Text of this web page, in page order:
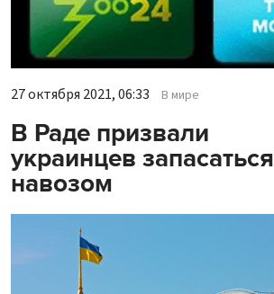
27 октября 2021, 06:33 В мире
В Раде призвали
украинцев запасаться
навозом